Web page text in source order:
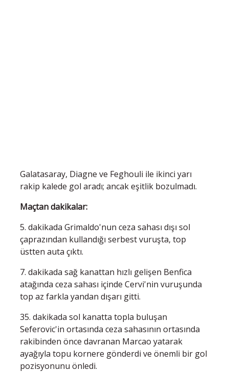
Galatasaray, Diagne ve Feghouli ile ikinci yarı
rakip kalede gol aradı; ancak eşitlik bozulmadı.
Maçtan dakikalar:
5. dakikada Grimaldo'nun ceza sahası dışı sol
çaprazından kullandığı serbest vuruşta, top
üstten auta çıktı.
7. dakikada sağ kanattan hızlı gelişen Benfica
atağında ceza sahası içinde Cervi'nin vuruşunda
top az farkla yandan dışarı gitti.
35. dakikada sol kanatta topla buluşan
Seferovic'in ortasında ceza sahasının ortasında
rakibinden önce davranan Marcao yatarak
ayağıyla topu kornere gönderdi ve önemli bir gol
pozisyonunu önledi.